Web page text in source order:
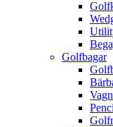
Golfbagar